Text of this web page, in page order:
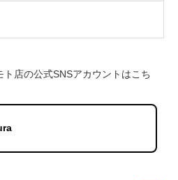
店の公式SNSアカウントはこち